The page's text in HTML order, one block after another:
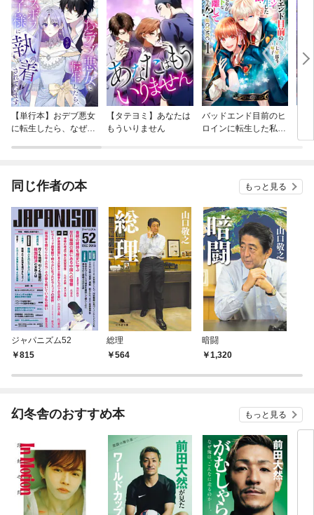
【単行本】おデブ悪女
に転生したら、なぜか
【タテヨミ】あなたは
もういりません
バッドエンド目前のヒ
ロインに転生した私、
同じ作者の本 もっと見る
ジャパニズム52
815
総理
564
暗闘
1,320
幻冬舎のおすすめ本 もっと見る